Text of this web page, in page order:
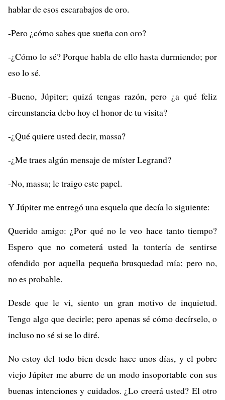
hablar de esos escarabajos de oro.
-Pero ¿cómo sabes que sueña con oro?
-¿Cómo lo sé? Porque habla de ello hasta durmiendo; por
eso lo sé.
-Bueno, Júpiter; quizá tengas razón, pero ¿a qué feliz
circunstancia debo hoy el honor de tu visita?
-¿Qué quiere usted decir, massa?
-¿Me traes algún mensaje de míster Legrand?
-No, massa; le traigo este papel.
Y Júpiter me entregó una esquela que decía lo siguiente:
Querido amigo: ¿Por qué no le veo hace tanto tiempo?
Espero que no cometerá usted la tontería de sentirse
ofendido por aquella pequeña brusquedad mía; pero no,
no es probable.
Desde que le vi, siento un gran motivo de inquietud.
Tengo algo que decirle; pero apenas sé cómo decírselo, o
incluso no sé si se lo diré.
No estoy del todo bien desde hace unos días, y el pobre
viejo Júpiter me aburre de un modo insoportable con sus
buenas intenciones y cuidados. ¿Lo creerá usted? El otro